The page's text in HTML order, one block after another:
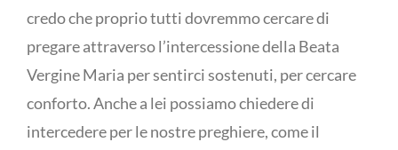
credo che proprio tutti dovremmo cercare di
pregare attraverso l’intercessione della Beata
Vergine Maria per sentirci sostenuti, per cercare
conforto. Anche a lei possiamo chiedere di
intercedere per le nostre preghiere, come il